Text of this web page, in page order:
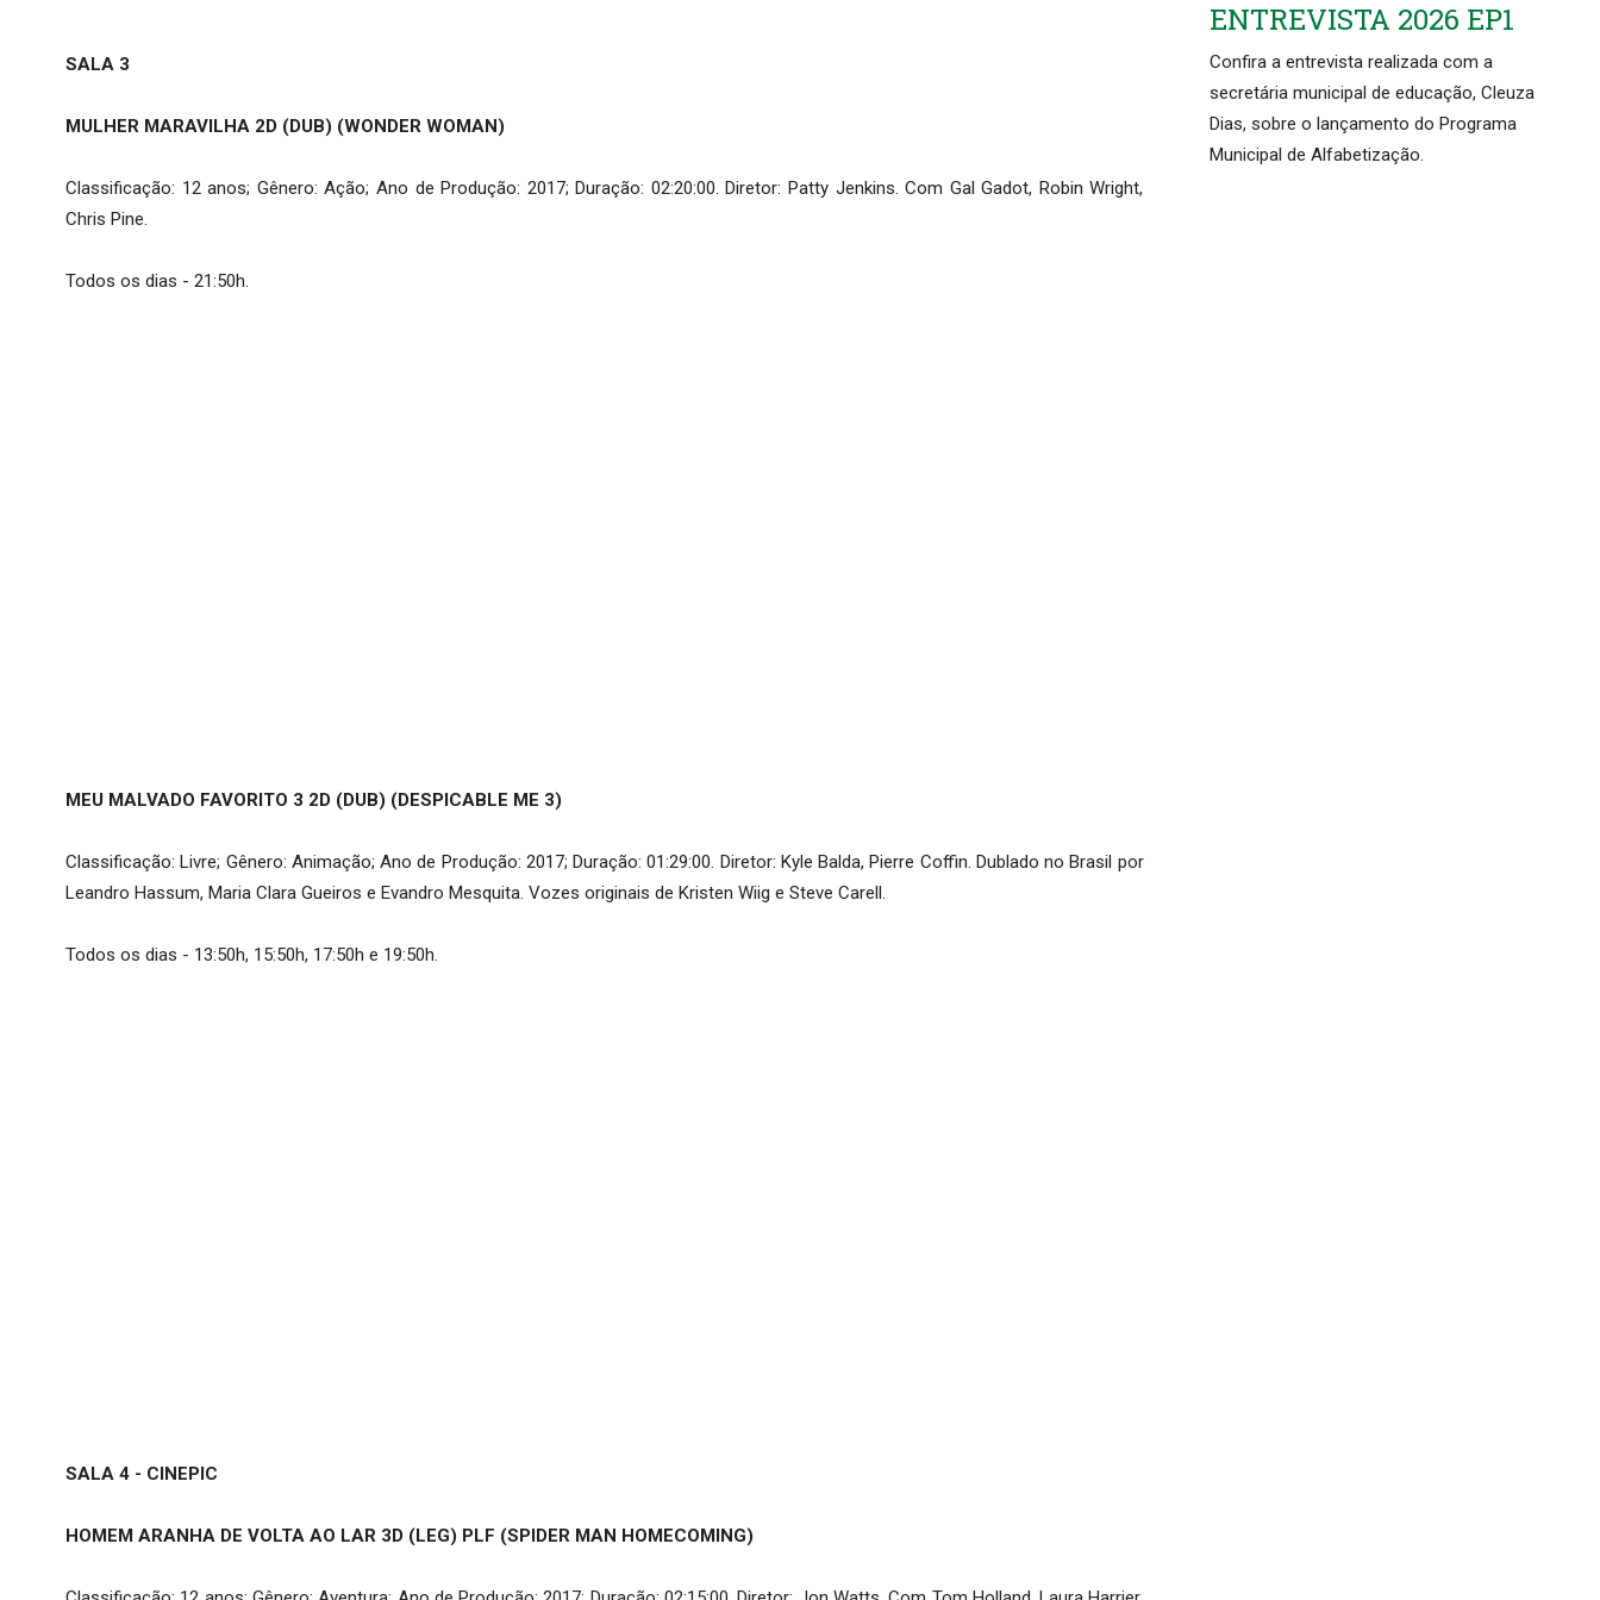
SALA 3
MULHER MARAVILHA 2D (DUB) (WONDER WOMAN)
Classificação: 12 anos; Gênero: Ação; Ano de Produção: 2017; Duração: 02:20:00. Diretor: Patty Jenkins. Com Gal Gadot, Robin Wright,
Chris Pine.
Todos os dias - 21:50h.
MEU MALVADO FAVORITO 3 2D (DUB) (DESPICABLE ME 3)
Classificação: Livre; Gênero: Animação; Ano de Produção: 2017; Duração: 01:29:00. Diretor: Kyle Balda, Pierre Coffin. Dublado no Brasil por
Leandro Hassum, Maria Clara Gueiros e Evandro Mesquita. Vozes originais de Kristen Wiig e Steve Carell.
Todos os dias - 13:50h, 15:50h, 17:50h e 19:50h.
SALA 4 - CINEPIC
HOMEM ARANHA DE VOLTA AO LAR 3D (LEG) PLF (SPIDER MAN HOMECOMING)
ENTREVISTA 2026 EP1
Confira a entrevista realizada com a
secretária municipal de educação, Cleuza
Dias, sobre o lançamento do Programa
Municipal de Alfabetização.